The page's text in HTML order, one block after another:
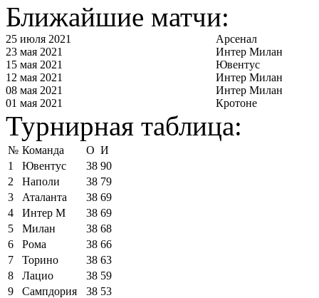
Ближайшие матчи:
25 июля 2021
Арсенал
23 мая 2021
Интер Милан
15 мая 2021
Ювентус
12 мая 2021
Интер Милан
08 мая 2021
Интер Милан
01 мая 2021
Кротоне
Турнирная таблица:
№ Команда О И
1
Ювентус 38 90
2
Наполи 38 79
3
Аталанта 38 69
4
Интер М 38 69
5
Милан 38 68
6
Рома 38 66
7
Торино 38 63
8
Лацио 38 59
9
Сампдория 38 53